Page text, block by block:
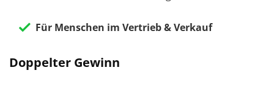
Für Menschen im Vertrieb & Verkauf
Doppelter Gewinn